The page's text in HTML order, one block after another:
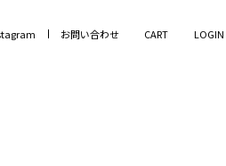
お問い合わせ CART LOGIN